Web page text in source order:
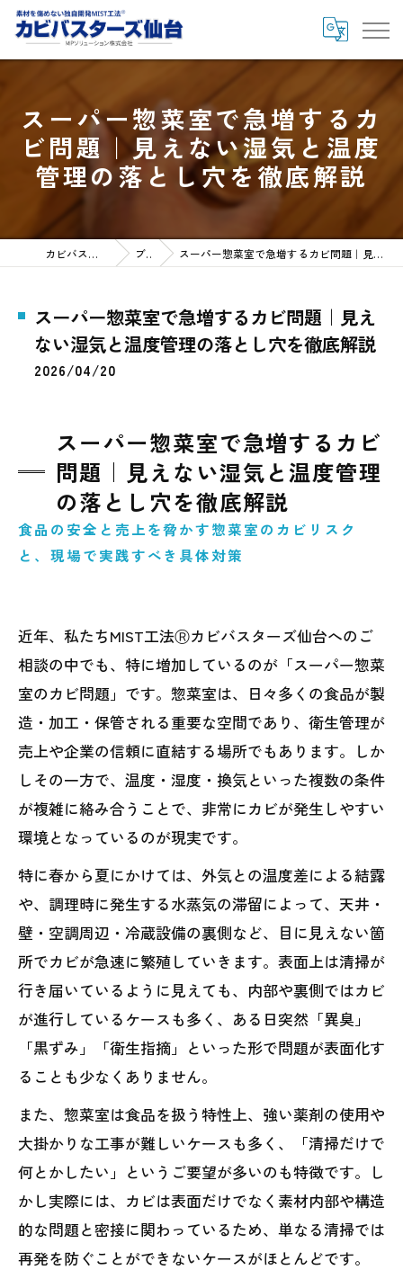
スーパー惣菜室で急増するカ
ビ問題｜見えない湿気と温度
管理の落とし穴を徹底解説
カビバスターズ仙台HOME ブログ スーパー惣菜室で急増するカビ問題｜見えない湿気と温度管理の落とし穴を徹底解説
スーパー惣菜室で急増するカビ問題｜見え
ない湿気と温度管理の落とし穴を徹底解説
2026/04/20
スーパー惣菜室で急増するカビ
問題｜見えない湿気と温度管理
の落とし穴を徹底解説
食品の安全と売上を脅かす惣菜室のカビリスク
と、現場で実践すべき具体対策
近年、私たちMIST工法Ⓡカビバスターズ仙台へのご
相談の中でも、特に増加しているのが「スーパー惣菜
室のカビ問題」です。惣菜室は、日々多くの食品が製
造・加工・保管される重要な空間であり、衛生管理が
売上や企業の信頼に直結する場所でもあります。しか
しその一方で、温度・湿度・換気といった複数の条件
が複雑に絡み合うことで、非常にカビが発生しやすい
環境となっているのが現実です。
特に春から夏にかけては、外気との温度差による結露
や、調理時に発生する水蒸気の滞留によって、天井・
壁・空調周辺・冷蔵設備の裏側など、目に見えない箇
所でカビが急速に繁殖していきます。表面上は清掃が
行き届いているように見えても、内部や裏側ではカビ
が進行しているケースも多く、ある日突然「異臭」
「黒ずみ」「衛生指摘」といった形で問題が表面化す
ることも少なくありません。
また、惣菜室は食品を扱う特性上、強い薬剤の使用や
大掛かりな工事が難しいケースも多く、「清掃だけで
何とかしたい」というご要望が多いのも特徴です。し
かし実際には、カビは表面だけでなく素材内部や構造
的な問題と密接に関わっているため、単なる清掃では
再発を防ぐことができないケースがほとんどです。